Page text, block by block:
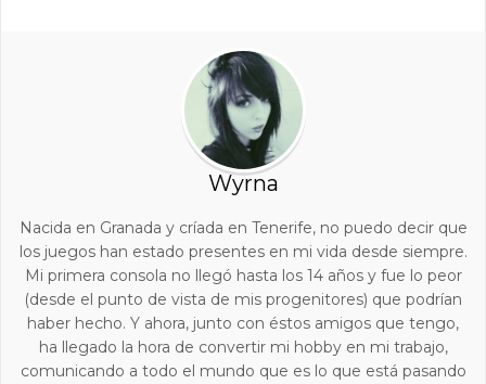
Wyrna
Nacida en Granada y críada en Tenerife, no puedo decir que
los juegos han estado presentes en mi vida desde siempre.
Mi primera consola no llegó hasta los 14 años y fue lo peor
(desde el punto de vista de mis progenitores) que podrían
haber hecho. Y ahora, junto con éstos amigos que tengo,
ha llegado la hora de convertir mi hobby en mi trabajo,
comunicando a todo el mundo que es lo que está pasando